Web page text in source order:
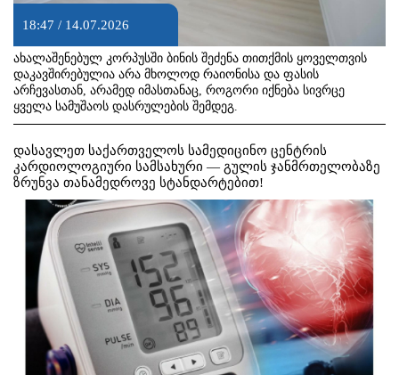
18:47 / 14.07.2026
ახალაშენებულ კორპუსში ბინის შეძენა თითქმის ყოველთვის
დაკავშირებულია არა მხოლოდ რაიონისა და ფასის
არჩევასთან, არამედ იმასთანაც, როგორი იქნება სივრცე
ყველა სამუშაოს დასრულების შემდეგ.
დასავლეთ საქართველოს სამედიცინო ცენტრის
კარდიოლოგიური სამსახური — გულის ჯანმრთელობაზე
ზრუნვა თანამედროვე სტანდარტებით!